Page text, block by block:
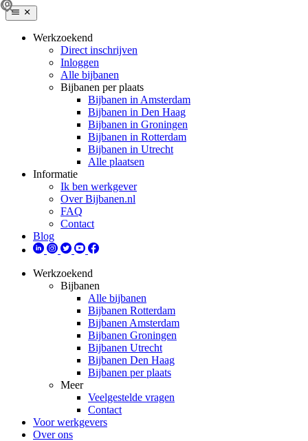
Werkzoekend
Direct inschrijven
Inloggen
Alle bijbanen
Bijbanen per plaats
Bijbanen in Amsterdam
Bijbanen in Den Haag
Bijbanen in Groningen
Bijbanen in Rotterdam
Bijbanen in Utrecht
Alle plaatsen
Informatie
Ik ben werkgever
Over Bijbanen.nl
FAQ
Contact
Blog
Werkzoekend
Bijbanen
Alle bijbanen
Bijbanen Rotterdam
Bijbanen Amsterdam
Bijbanen Groningen
Bijbanen Utrecht
Bijbanen Den Haag
Bijbanen per plaats
Meer
Veelgestelde vragen
Contact
Voor werkgevers
Over ons